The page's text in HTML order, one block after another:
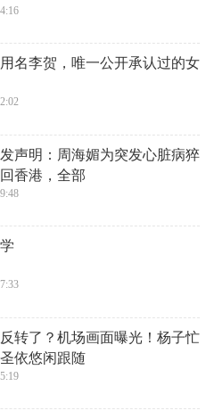
名李贺，唯一公开承认过的女
声明：周海媚为突发心脏病猝
香港，全部
转了？机场画面曝光！杨子忙
依悠闲跟随